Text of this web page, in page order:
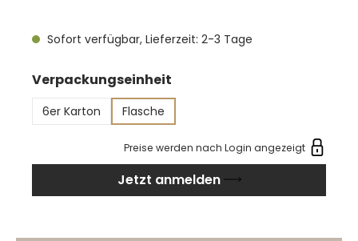
feinen, moosigen Unterton. Am Gaumen wirkt er
Bouquets kehren in perfekter Balance zurück. Der
Wein reift etwa 60 Tage auf der Feinhefe, was ihm
zusätzliche Tiefe und Struktur verleiht. Durch
Kaltmazeration, sanftes Pressen und
temperaturkontrollierte Gärung entsteht ein
ausdrucksstarker Weißwein, dessen Herkunft von
kalkreichen, aus Mergelkalk entstandenen Böden
Sofort verfügbar, Lieferzeit: 2-3 Tage
Verpackungseinheit
6er Karton Flasche
Preise werden nach Login angezeigt
Jetzt anmelden